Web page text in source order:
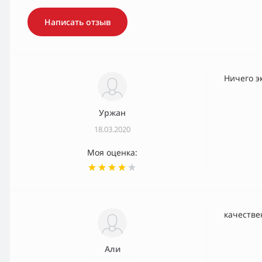
Написать отзыв
Уржан
18.03.2020
Моя оценка:
Ничего
Али